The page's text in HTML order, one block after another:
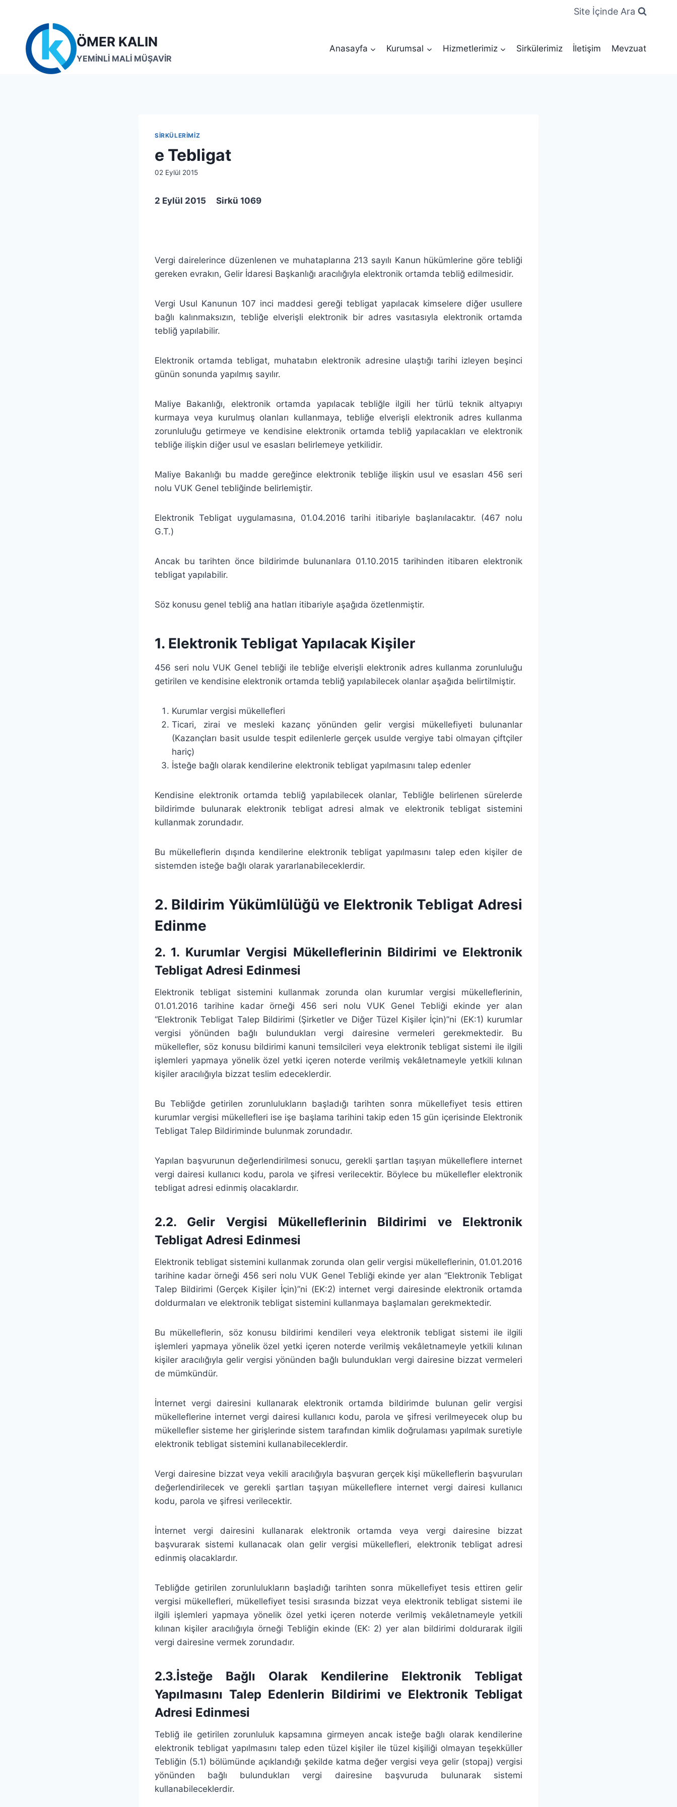
content
Site İçinde Ara
ÖMER KALIN
YEMİNLİ MALİ MÜŞAVİR
Anasayfa Kurumsal Hizmetlerimiz Sirkülerimiz İletişim Mevzuat
SIRKÜLERIMIZ
e Tebligat
By
02 Eylül 2015
2 Eylül 2015 Sirkü 1069
Vergi dairelerince düzenlenen ve muhataplarına 213 sayılı Kanun hükümlerine göre tebliği
gereken evrakın, Gelir İdaresi Başkanlığı aracılığıyla elektronik ortamda tebliğ edilmesidir.
Vergi Usul Kanunun 107 inci maddesi gereği tebligat yapılacak kimselere diğer usullere
bağlı kalınmaksızın, tebliğe elverişli elektronik bir adres vasıtasıyla elektronik ortamda
tebliğ yapılabilir.
Elektronik ortamda tebligat, muhatabın elektronik adresine ulaştığı tarihi izleyen beşinci
günün sonunda yapılmış sayılır.
Maliye Bakanlığı, elektronik ortamda yapılacak tebliğle ilgili her türlü teknik altyapıyı
kurmaya veya kurulmuş olanları kullanmaya, tebliğe elverişli elektronik adres kullanma
zorunluluğu getirmeye ve kendisine elektronik ortamda tebliğ yapılacakları ve elektronik
tebliğe ilişkin diğer usul ve esasları belirlemeye yetkilidir.
Maliye Bakanlığı bu madde gereğince elektronik tebliğe ilişkin usul ve esasları 456 seri
nolu VUK Genel tebliğinde belirlemiştir.
Elektronik Tebligat uygulamasına, 01.04.2016 tarihi itibariyle başlanılacaktır. (467 nolu
G.T.)
Ancak bu tarihten önce bildirimde bulunanlara 01.10.2015 tarihinden itibaren elektronik
tebligat yapılabilir.
Söz konusu genel tebliğ ana hatları itibariyle aşağıda özetlenmiştir.
1. Elektronik Tebligat Yapılacak Kişiler
456 seri nolu VUK Genel tebliği ile tebliğe elverişli elektronik adres kullanma zorunluluğu
getirilen ve kendisine elektronik ortamda tebliğ yapılabilecek olanlar aşağıda belirtilmiştir.
Kurumlar vergisi mükellefleri
Ticari, zirai ve mesleki kazanç yönünden gelir vergisi mükellefiyeti bulunanlar
(Kazançları basit usulde tespit edilenlerle gerçek usulde vergiye tabi olmayan çiftçiler
hariç)
İsteğe bağlı olarak kendilerine elektronik tebligat yapılmasını talep edenler
Kendisine elektronik ortamda tebliğ yapılabilecek olanlar, Tebliğle belirlenen sürelerde
bildirimde bulunarak elektronik tebligat adresi almak ve elektronik tebligat sistemini
kullanmak zorundadır.
Bu mükelleflerin dışında kendilerine elektronik tebligat yapılmasını talep eden kişiler de
sistemden isteğe bağlı olarak yararlanabileceklerdir.
2. Bildirim Yükümlülüğü ve Elektronik Tebligat Adresi
Edinme
2. 1. Kurumlar Vergisi Mükelleflerinin Bildirimi ve Elektronik
Tebligat Adresi Edinmesi
Elektronik tebligat sistemini kullanmak zorunda olan kurumlar vergisi mükelleflerinin,
01.01.2016 tarihine kadar örneği 456 seri nolu VUK Genel Tebliği ekinde yer alan
“Elektronik Tebligat Talep Bildirimi (Şirketler ve Diğer Tüzel Kişiler İçin)”ni (EK:1) kurumlar
vergisi yönünden bağlı bulundukları vergi dairesine vermeleri gerekmektedir. Bu
mükellefler, söz konusu bildirimi kanuni temsilcileri veya elektronik tebligat sistemi ile ilgili
işlemleri yapmaya yönelik özel yetki içeren noterde verilmiş vekâletnameyle yetkili kılınan
kişiler aracılığıyla bizzat teslim edeceklerdir.
Bu Tebliğde getirilen zorunlulukların başladığı tarihten sonra mükellefiyet tesis ettiren
kurumlar vergisi mükellefleri ise işe başlama tarihini takip eden 15 gün içerisinde Elektronik
Tebligat Talep Bildiriminde bulunmak zorundadır.
Yapılan başvurunun değerlendirilmesi sonucu, gerekli şartları taşıyan mükelleflere internet
vergi dairesi kullanıcı kodu, parola ve şifresi verilecektir. Böylece bu mükellefler elektronik
tebligat adresi edinmiş olacaklardır.
2.2. Gelir Vergisi Mükelleflerinin Bildirimi ve Elektronik
Tebligat Adresi Edinmesi
Elektronik tebligat sistemini kullanmak zorunda olan gelir vergisi mükelleflerinin, 01.01.2016
tarihine kadar örneği 456 seri nolu VUK Genel Tebliği ekinde yer alan “Elektronik Tebligat
Talep Bildirimi (Gerçek Kişiler İçin)”ni (EK:2) internet vergi dairesinde elektronik ortamda
doldurmaları ve elektronik tebligat sistemini kullanmaya başlamaları gerekmektedir.
Bu mükelleflerin, söz konusu bildirimi kendileri veya elektronik tebligat sistemi ile ilgili
işlemleri yapmaya yönelik özel yetki içeren noterde verilmiş vekâletnameyle yetkili kılınan
kişiler aracılığıyla gelir vergisi yönünden bağlı bulundukları vergi dairesine bizzat vermeleri
de mümkündür.
İnternet vergi dairesini kullanarak elektronik ortamda bildirimde bulunan gelir vergisi
mükelleflerine internet vergi dairesi kullanıcı kodu, parola ve şifresi verilmeyecek olup bu
mükellefler sisteme her girişlerinde sistem tarafından kimlik doğrulaması yapılmak suretiyle
elektronik tebligat sistemini kullanabileceklerdir.
Vergi dairesine bizzat veya vekili aracılığıyla başvuran gerçek kişi mükelleflerin başvuruları
değerlendirilecek ve gerekli şartları taşıyan mükelleflere internet vergi dairesi kullanıcı
kodu, parola ve şifresi verilecektir.
İnternet vergi dairesini kullanarak elektronik ortamda veya vergi dairesine bizzat
başvurarak sistemi kullanacak olan gelir vergisi mükellefleri, elektronik tebligat adresi
edinmiş olacaklardır.
Tebliğde getirilen zorunlulukların başladığı tarihten sonra mükellefiyet tesis ettiren gelir
vergisi mükellefleri, mükellefiyet tesisi sırasında bizzat veya elektronik tebligat sistemi ile
ilgili işlemleri yapmaya yönelik özel yetki içeren noterde verilmiş vekâletnameyle yetkili
kılınan kişiler aracılığıyla örneği Tebliğin ekinde (EK: 2) yer alan bildirimi doldurarak ilgili
vergi dairesine vermek zorundadır.
2.3.İsteğe Bağlı Olarak Kendilerine Elektronik Tebligat
Yapılmasını Talep Edenlerin Bildirimi ve Elektronik Tebligat
Adresi Edinmesi
Tebliğ ile getirilen zorunluluk kapsamına girmeyen ancak isteğe bağlı olarak kendilerine
elektronik tebligat yapılmasını talep eden tüzel kişiler ile tüzel kişiliği olmayan teşekküller
Tebliğin (5.1) bölümünde açıklandığı şekilde katma değer vergisi veya gelir (stopaj) vergisi
yönünden bağlı bulundukları vergi dairesine başvuruda bulunarak sistemi
kullanabileceklerdir.